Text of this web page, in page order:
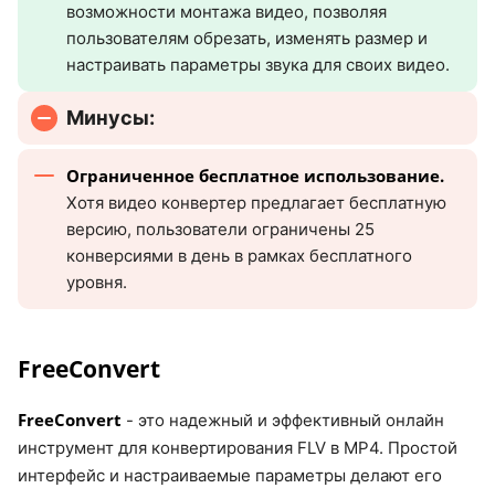
возможности монтажа видео, позволяя
пользователям обрезать, изменять размер и
настраивать параметры звука для своих видео.
Минусы:
Ограниченное бесплатное использование.
Хотя видео конвертер предлагает бесплатную
версию, пользователи ограничены 25
конверсиями в день в рамках бесплатного
уровня.
FreeConvert
FreeConvert - это надежный и эффективный онлайн
инструмент для конвертирования FLV в MP4. Простой
интерфейс и настраиваемые параметры делают его